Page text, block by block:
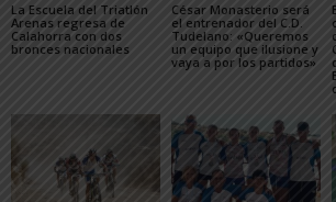
La Escuela del Triatlón
Arenas regresa de
Calahorra con dos
bronces nacionales
César Monasterio será
el entrenador del C.D.
Tudelano: «Queremos
un equipo que ilusione y
vaya a por los partidos»